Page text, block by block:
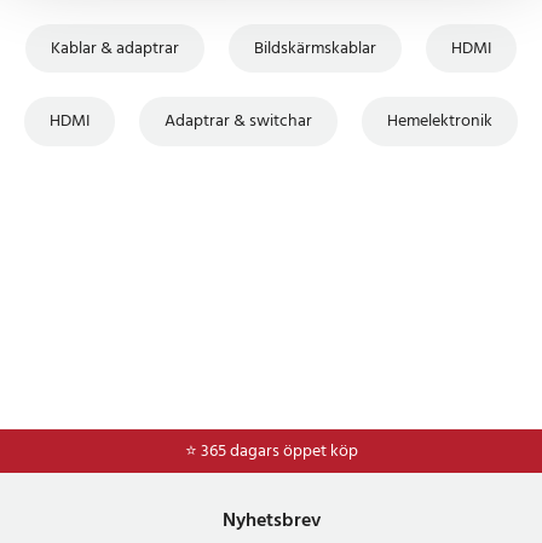
Kablar & adaptrar Bildskärmskablar HDMI
HDMI Adaptrar & switchar Hemelektronik
⭐ 365 dagars öppet köp
Nyhetsbrev